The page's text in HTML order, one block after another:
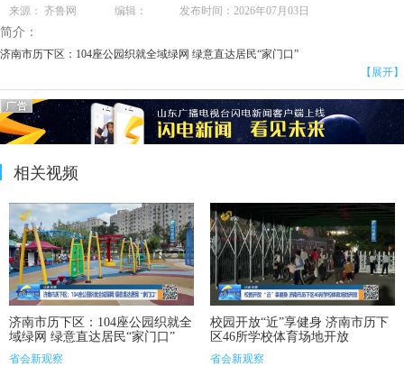
来源： 齐鲁网 编辑： 发布时间：2026年07月03日
简介：
济南市历下区：104座公园织就全域绿网 绿意直达居民“家门口”
【展开】
相关视频
济南市历下区：104座公园织就全
域绿网 绿意直达居民“家门口”
省会新观察
校园开放“近”享健身 济南市历下
区46所学校体育场地开放
省会新观察